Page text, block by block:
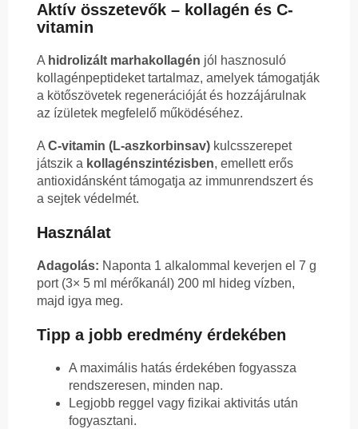
Aktív összetevők – kollagén és C-
vitamin
A hidrolizált marhakollagén jól hasznosuló
kollagénpeptideket tartalmaz, amelyek támogatják
a kötőszövetek regenerációját és hozzájárulnak
az ízületek megfelelő működéséhez.
A C-vitamin (L-aszkorbinsav) kulcsszerepet
játszik a kollagénszintézisben, emellett erős
antioxidánsként támogatja az immunrendszert és
a sejtek védelmét.
Használat
Adagolás: Naponta 1 alkalommal keverjen el 7 g
port (3× 5 ml mérőkanál) 200 ml hideg vízben,
majd igya meg.
Tipp a jobb eredmény érdekében
A maximális hatás érdekében fogyassza
rendszeresen, minden nap.
Legjobb reggel vagy fizikai aktivitás után
fogyasztani.